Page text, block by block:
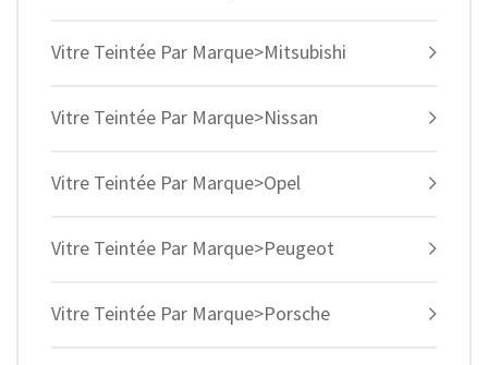
Vitre Teintée Par Marque>Mitsubishi
Vitre Teintée Par Marque>Nissan
Vitre Teintée Par Marque>Opel
Vitre Teintée Par Marque>Peugeot
Vitre Teintée Par Marque>Porsche